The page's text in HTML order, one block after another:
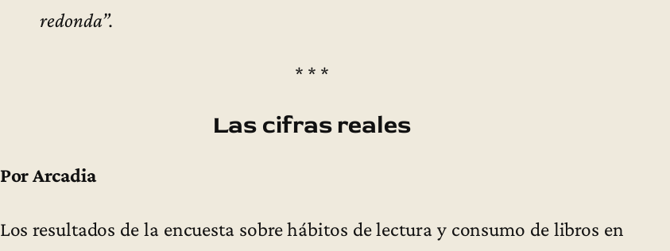
redonda”.
* * *
Las cifras reales
Por Arcadia
Los resultados de la encuesta sobre hábitos de lectura y consumo de libros en